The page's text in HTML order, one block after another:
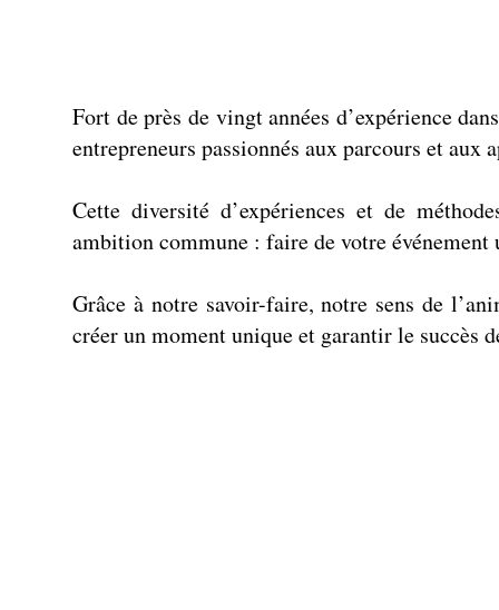
Fort de près de vingt années d’expérience
entrepreneurs passionnés aux parcours et aux
Cette diversité d’expériences et de
ambition commune : faire de votre événement
Grâce à notre savoir-faire, notre sens de
créer un moment unique et garantir le succès